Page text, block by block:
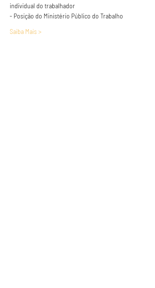
individual do trabalhador
- Posição do Ministério Público do Trabalho
Saiba Mais >